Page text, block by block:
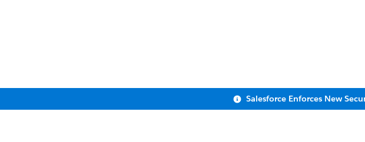
Salesforce Enforces New